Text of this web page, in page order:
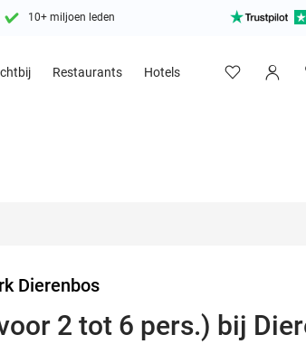
10+ miljoen leden
Restaurants Hotels
Dierenbos
2 tot 6 pers.) bij